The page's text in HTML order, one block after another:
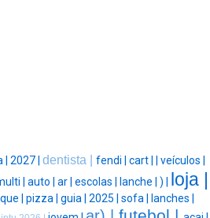
2027 | dentista | fendi | cart |
veículos |
| auto | ar | escolas | lanche | ) | loja |
| pizza | guia | 2025 | sofa |
lanches |